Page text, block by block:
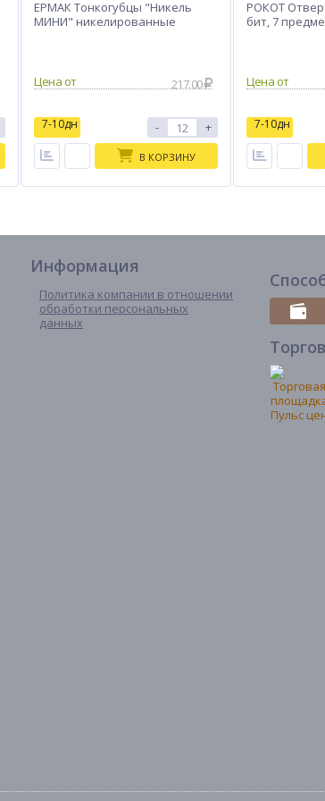
ЕРМАК Тонкогубцы "Никель
МИНИ" никелированные
217.00
7-10дн - +
В КОРЗИНУ
РОКОТ
бит, 7
7-10дн
Информация
Политика компании в отношении
обработки персональных
данных